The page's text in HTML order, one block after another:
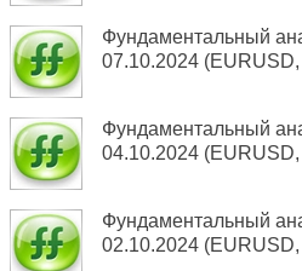
Фундаментальный
07.10.2024
Фундаментальный
04.10.2024
Фундаментальный
02.10.2024